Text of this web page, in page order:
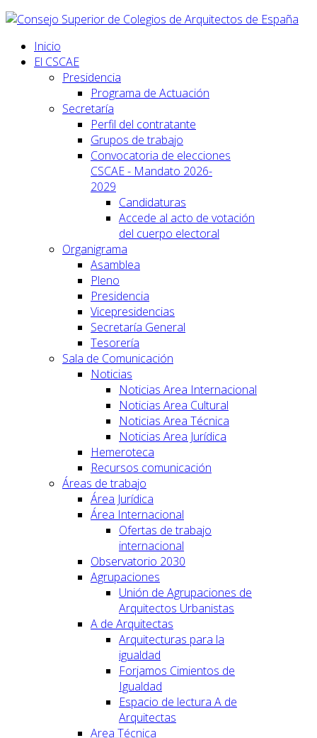
Inicio
El CSCAE
Presidencia
Programa de Actuación
Secretaría
Perfil del contratante
Grupos de trabajo
Convocatoria de elecciones
CSCAE - Mandato 2026-
2029
Candidaturas
Accede al acto de votación
del cuerpo electoral
Organigrama
Asamblea
Pleno
Presidencia
Vicepresidencias
Secretaría General
Tesorería
Sala de Comunicación
Noticias
Noticias Area Internacional
Noticias Area Cultural
Noticias Area Técnica
Noticias Area Jurídica
Hemeroteca
Recursos comunicación
Áreas de trabajo
Área Jurídica
Área Internacional
Ofertas de trabajo
internacional
Observatorio 2030
Agrupaciones
Unión de Agrupaciones de
Arquitectos Urbanistas
A de Arquitectas
Arquitecturas para la
igualdad
Forjamos Cimientos de
Igualdad
Espacio de lectura A de
Arquitectas
Area Técnica